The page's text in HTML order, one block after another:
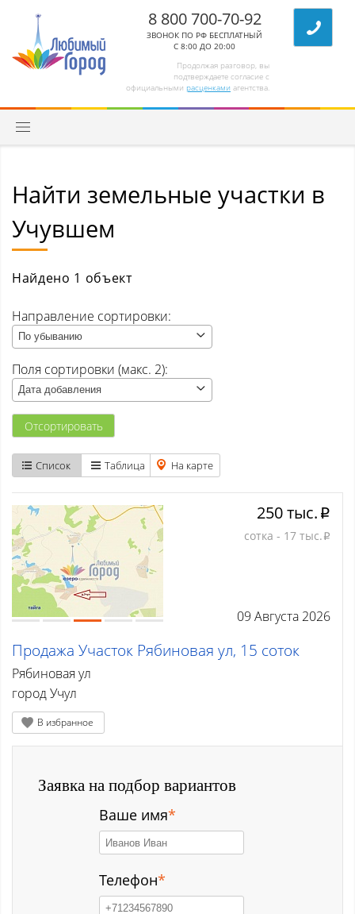
Продолжая разговор, вы
подтверждаете согласие с
официальными расценками агентства.
8 800 700-70-92
ЗВОНОК ПО РФ БЕСПЛАТНЫЙ
С 8:00 ДО 20:00
Квартиры
Комнаты/секции
Апанас
Атаманово
Безруково
Берёзово с
Вишенка тер. СНТ
Высокий
Гурьевск
Елань
Ерунаково
Заводской р-н
Зеленый Луг
Найти земельные участки в
Учувшем
Найдено 1 объект
Направление сортировки:
По убыванию
Поля сортировки (макс. 2):
Дата добавления
Отсортировать
Список Таблица На карте
250 тыс.p
сотка - 17 тыс.p
09 Августа 2026
Продажа Участок Рябиновая ул, 15 соток
Рябиновая ул
город Учул
В избранное
Заявка на подбор вариантов
Ваше имя*
Телефон*